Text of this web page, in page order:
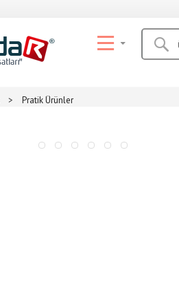
> Pratik Ürünler